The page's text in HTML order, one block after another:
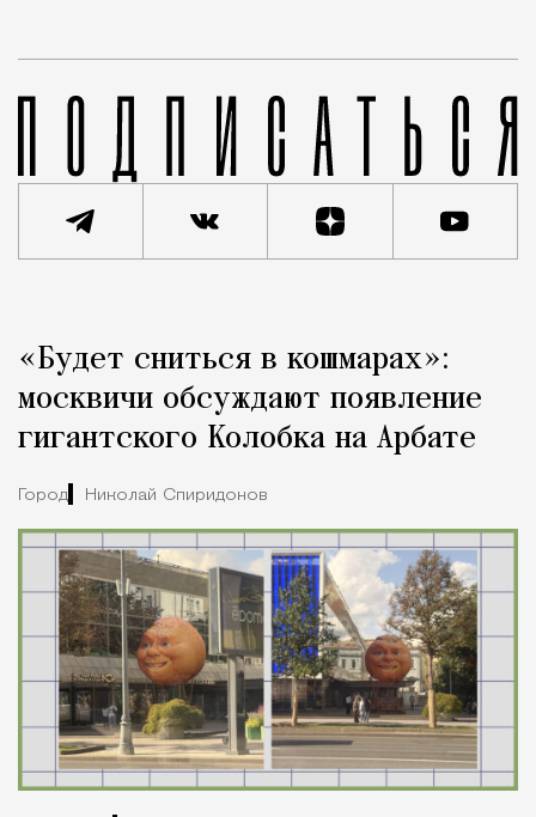
Город
«Будет сниться в кошмарах»:
москвичи обсуждают появление
гигантского Колобка на Арбате
Город Николай Спиридонов